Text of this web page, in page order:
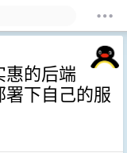
惠的后端
下自己的服